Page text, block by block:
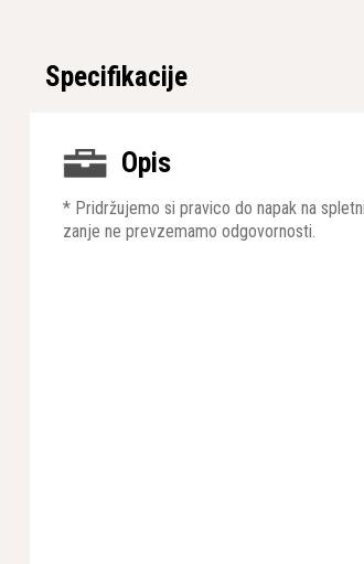
Specifikacije
Opis
* Pridržujemo si pravico do napak na
zanje ne prevzemamo odgovornosti.